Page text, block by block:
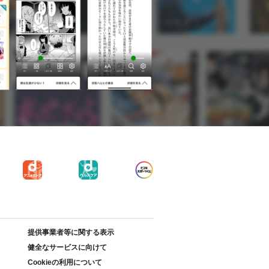
提供事業者等に関する表示
健全なサービスに向けて
Cookieの利用について